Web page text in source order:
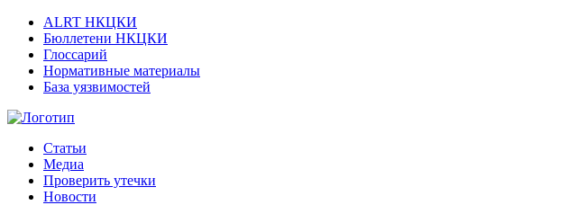
ALRT НКЦКИ
Бюллетени НКЦКИ
Глоссарий
Нормативные материалы
База уязвимостей
Статьи
Медиа
Проверить утечки
Новости